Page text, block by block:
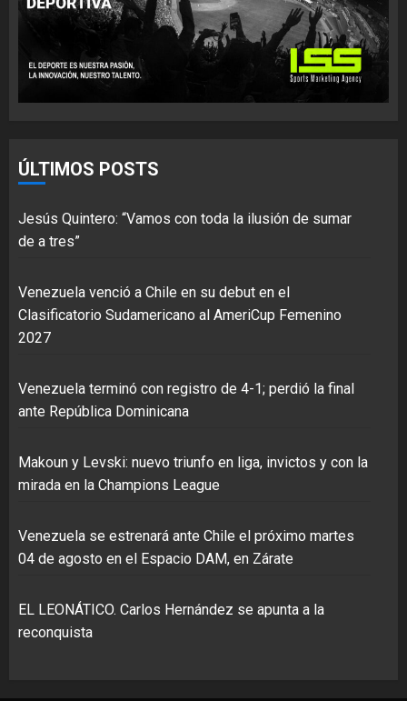
ÚLTIMOS POSTS
Jesús Quintero: “Vamos con toda la ilusión de sumar
de a tres”
Venezuela venció a Chile en su debut en el
Clasificatorio Sudamericano al AmeriCup Femenino
2027
Venezuela terminó con registro de 4-1; perdió la final
ante República Dominicana
Makoun y Levski: nuevo triunfo en liga, invictos y con la
mirada en la Champions League
Venezuela se estrenará ante Chile el próximo martes
04 de agosto en el Espacio DAM, en Zárate
EL LEONÁTICO. Carlos Hernández se apunta a la
reconquista